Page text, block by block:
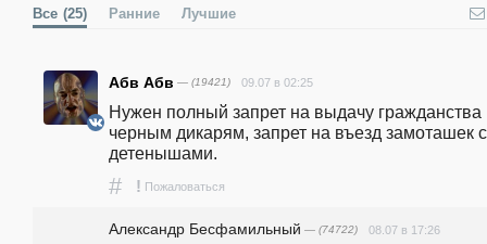
Все (25) Ранние Лучшие
Абв Абв — (19421) 09.07 в 02:25
Нужен полный запрет на выдачу гражданства
черным дикарям, запрет на въезд замоташек с
детенышами.
# ! Пожаловаться
Александр Бесфамильный — (74722) 08.07 в 17:26